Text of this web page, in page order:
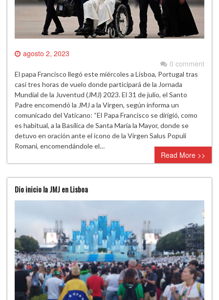
agosto 2, 2023
0 comment
El papa Francisco llegó este miércoles a Lisboa, Portugal tras
casi tres horas de vuelo donde participará de la Jornada
Mundial de la Juventud (JMJ) 2023. El 31 de julio, el Santo
Padre encomendó la JMJ a la Virgen, según informa un
comunicado del Vaticano: “El Papa Francisco se dirigió, como
es habitual, a la Basílica de Santa María la Mayor, donde se
detuvo en oración ante el icono de la Virgen Salus Populi
Romani, encomendándole el…
Read More >>
Dio inicio la JMJ en Lisboa